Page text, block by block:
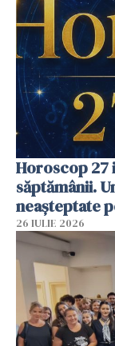
Horoscop 27
săptămânii.
neașteptate
26 IULIE 2026